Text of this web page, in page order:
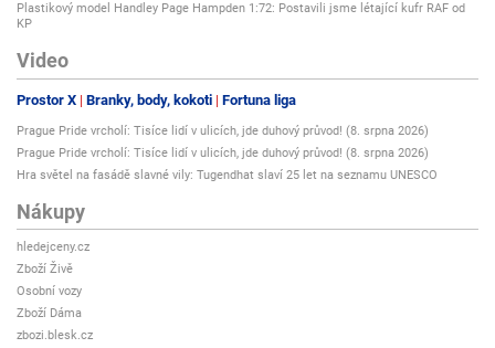
Plastikový model Handley Page Hampden 1:72: Postavili jsme létající kufr RAF od
KP
Video
Prostor X Branky, body, kokoti Fortuna liga
Prague Pride vrcholí: Tisíce lidí v ulicích, jde duhový průvod! (8. srpna 2026)
Prague Pride vrcholí: Tisíce lidí v ulicích, jde duhový průvod! (8. srpna 2026)
Hra světel na fasádě slavné vily: Tugendhat slaví 25 let na seznamu UNESCO
Nákupy
hledejceny.cz
Zboží Živě
Osobní vozy
Zboží Dáma
zbozi.blesk.cz